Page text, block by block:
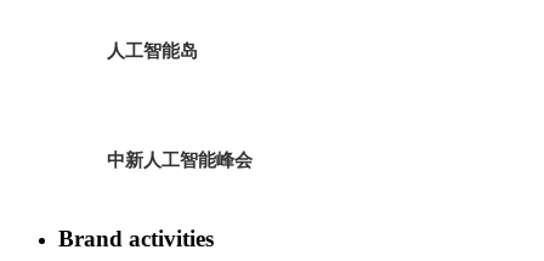
人工智能岛
中新人工智能峰会
Brand activities